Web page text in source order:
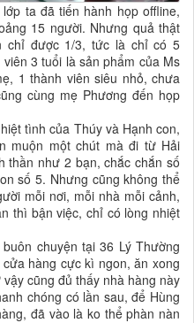
ta đã tiến hành họp offline,
15 người. Nhưng quả thật
chỉ được 1/3, tức là chỉ có 5
3 tuổi là sản phẩm của Ms
1 thành viên siêu nhỏ, chưa
cùng mẹ Phương đến họp
tình của Thúy và Hạnh con,
muộn một chút mà đi từ Hải
thần như 2 bạn, chắc chắn số
số 5. Nhưng cũng không thể
mỗi nơi, mỗi nhà mỗi cảnh,
thì bận việc, chỉ có lòng nhiệt
chuyện tại 36 Lý Thường
hàng cực kì ngon, ăn xong
cũng đủ thấy nhà hàng này
chóng có lần sau, để Hùng
đã vào là ko thể phàn nàn